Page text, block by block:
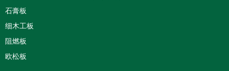
石膏板
细木工板
阻燃板
欧松板